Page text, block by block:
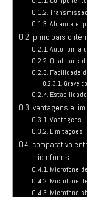
Alcance e
principais
Autonomia
Qualidade
Facilidade
Grave
vantagens e
Vantagens
Limitações
comparativo
microfones
Microfone
Microfone
Microfone